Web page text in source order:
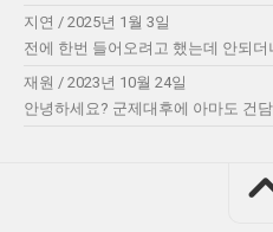
지연 / 2025년 1월 3일
전에 한번 들어오려고 했는데 안되더
재원 / 2023년 10월 24일
안녕하세요? 군제대후에 아마도 건